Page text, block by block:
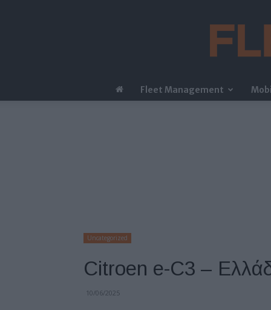
Fleet Management
Uncategorized
Citroen e-C3 –
10/06/2025